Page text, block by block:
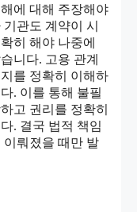
에 대해 주장해야
관도 계약이 시
히 해야 나중에
니다. 고용 관계
를 정확히 이해하
. 이를 통해 불필
고 권리를 정확히
. 결국 법적 책임
이뤄졌을 때만 발